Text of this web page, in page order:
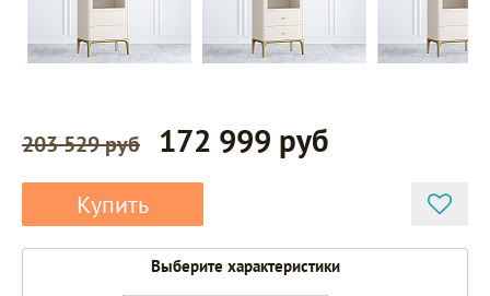
203 529 руб 172 999 руб
Купить
Выберите характеристики